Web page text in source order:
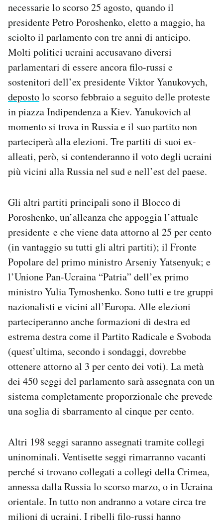
AREA PERSONALE
Area Personale
Newsletter
Notifiche mobile
Regala il Post
Hai bisogno di aiuto?
Esci
necessarie lo scorso 25 agosto, quando il
presidente Petro Poroshenko, eletto a maggio, ha
sciolto il parlamento con tre anni di anticipo.
Molti politici ucraini accusavano diversi
parlamentari di essere ancora filo-russi e
sostenitori dell’ex presidente Viktor Yanukovych,
depostolo scorso febbraio a seguito delle proteste
in piazza Indipendenza a Kiev. Yanukovich al
momento si trova in Russia e il suo partito non
parteciperà alla elezioni. Tre partiti di suoi ex-
alleati, però, si contenderanno il voto degli ucraini
più vicini alla Russia nel sud e nell’est del paese.
Gli altri partiti principali sono il Blocco di
Poroshenko, un’alleanza che appoggia l’attuale
presidente e che viene data attorno al 25 per cento
(in vantaggio su tutti gli altri partiti); il Fronte
Popolare del primo ministro Arseniy Yatsenyuk; e
l’Unione Pan-Ucraina “Patria” dell’ex primo
ministro Yulia Tymoshenko. Sono tutti e tre gruppi
nazionalisti e vicini all’Europa. Alle elezioni
parteciperanno anche formazioni di destra ed
estrema destra come il Partito Radicale e Svoboda
(quest’ultima, secondo i sondaggi, dovrebbe
ottenere attorno al 3 per cento dei voti). La metà
dei 450 seggi del parlamento sarà assegnata con un
sistema completamente proporzionale che prevede
una soglia di sbarramento al cinque per cento.
Altri 198 seggi saranno assegnati tramite collegi
uninominali. Ventisette seggi rimarranno vacanti
perché si trovano collegati a collegi della Crimea,
annessa dalla Russia lo scorso marzo, o in Ucraina
orientale. In tutto non andranno a votare circa tre
milioni di ucraini. I ribelli filo-russi hanno